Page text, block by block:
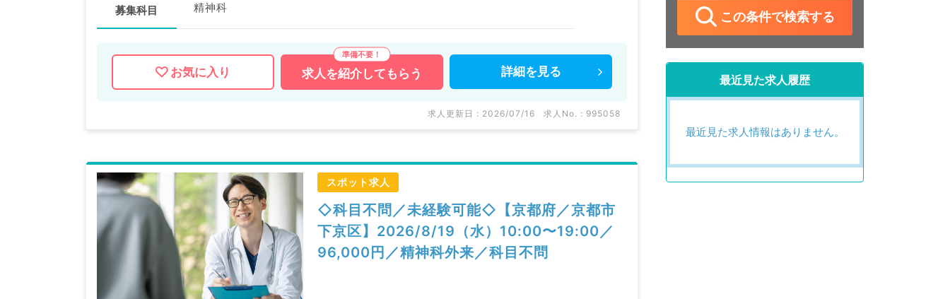
募集科目 精神科
お気に入り 求人を紹介してもらう 詳細を 見る
求人更新日 : 2026/07/16 求人No. : 995058
スポット求人
◇科目不問／未経験可能◇【京都府／京都市
下京区】2026/8/19（水）10:00〜19:00／
96,000円／精神科外来／科目不問
この条件で検索する
最近見た求人履歴
最近見た求人情報はありません。